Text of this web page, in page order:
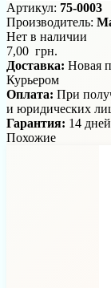
Артикул: 75-0003
Производитель:
Нет в наличии
7,00 грн.
Доставка: Новая
Курьером
Оплата: При
и юридических
Гарантия: 14
Похожие